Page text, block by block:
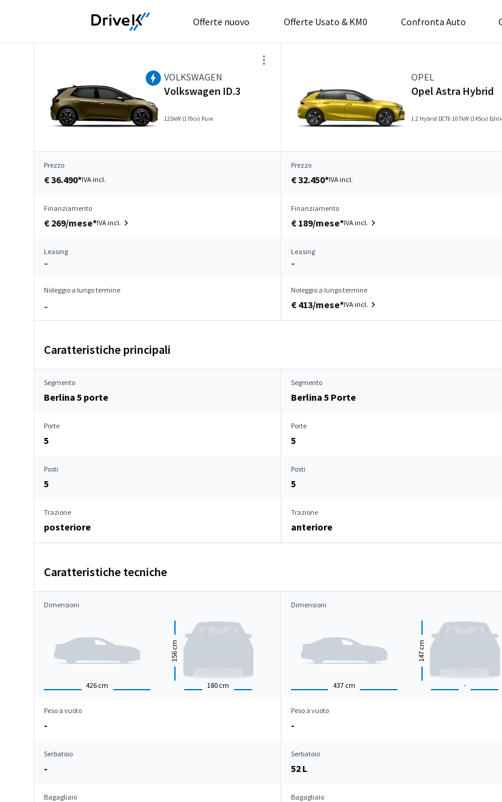
Offerte nuovo Offerte Usato & KM0 Confronta Auto
VOLKSWAGEN
Volkswagen ID.3
125kW (170cv) Pure
OPEL
Opel Astra Hybrid
1.2 Hybrid DCT6 107kW (145cv)
Prezzo
€ 36.490*IVA incl.
Prezzo
€ 32.450*IVA incl.
Finanziamento
€ 269/mese*IVA incl.
Finanziamento
€ 189/mese*IVA incl.
Leasing
–
Leasing
–
Noleggio a lungo termine
–
Noleggio a lungo termine
€ 413/mese*IVA incl.
Caratteristiche principali
Segmento
Berlina 5 porte
Segmento
Berlina 5 Porte
Porte
5
Porte
5
Posti
5
Posti
5
Trazione
posteriore
Trazione
anteriore
Caratteristiche tecniche
Dimensioni
426 cm 180 cm
156
cm
Dimensioni
437 cm -
147
cm
Peso a vuoto
-
Peso a vuoto
-
Serbatoio
-
Serbatoio
52 L
Bagagliaio Bagagliaio